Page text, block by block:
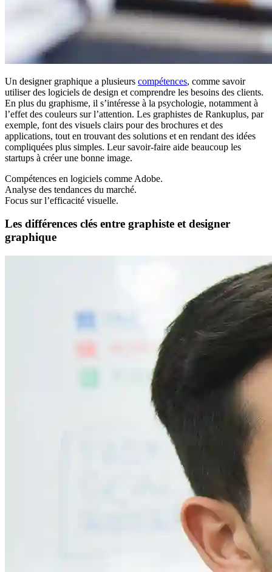
Un designer graphique a plusieurs compétences, comme savoir
utiliser des logiciels de design et comprendre les besoins des clients.
En plus du graphisme, il s’intéresse à la psychologie, notamment à
l’effet des couleurs sur l’attention. Les graphistes de Rankuplus, par
exemple, font des visuels clairs pour des brochures et des
applications, tout en trouvant des solutions et en rendant des idées
compliquées plus simples. Leur savoir-faire aide beaucoup les
startups à créer une bonne image.
Compétences en logiciels comme Adobe.
Analyse des tendances du marché.
Focus sur l’efficacité visuelle.
Les différences clés entre graphiste et designer
graphique